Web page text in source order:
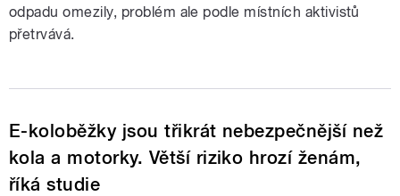
odpadu omezily, problém ale podle místních aktivistů
přetrvává.
E-koloběžky jsou třikrát nebezpečnější než
kola a motorky. Větší riziko hrozí ženám,
říká studie